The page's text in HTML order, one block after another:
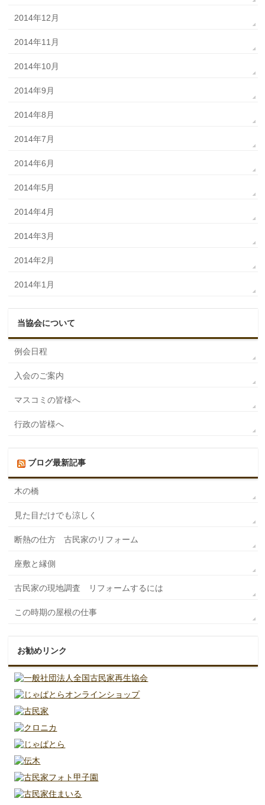
2014年12月
2014年11月
2014年10月
2014年9月
2014年8月
2014年7月
2014年6月
2014年5月
2014年4月
2014年3月
2014年2月
2014年1月
当協会について
例会日程
入会のご案内
マスコミの皆様へ
行政の皆様へ
ブログ最新記事
木の橋
見た目だけでも涼しく
断熱の仕方 古民家のリフォーム
座敷と縁側
古民家の現地調査 リフォームするには
この時期の屋根の仕事
お勧めリンク